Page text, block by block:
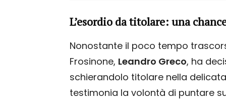
L’esordio da titolare: una
Nonostante il poco tempo
Frosinone, Leandro Greco, ha
schierandolo titolare nella
testimonia la volontà di puntare